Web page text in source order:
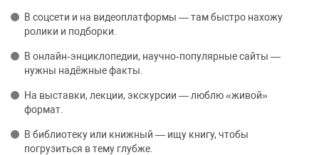
В соцсети и на видеоплатформы — там быстро нахожу
ролики и подборки.
В онлайн‑энциклопедии, научно‑популярные сайты —
нужны надёжные факты.
На выставки, лекции, экскурсии — люблю «живой»
формат.
В библиотеку или книжный — ищу книгу, чтобы
погрузиться в тему глубже.